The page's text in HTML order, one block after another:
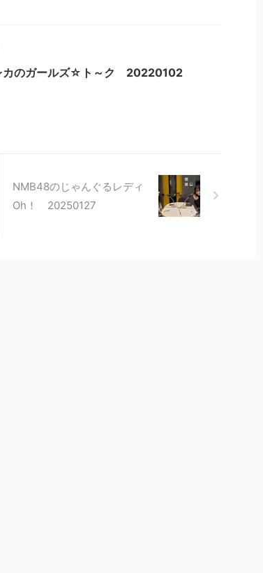
カのガールズ☆ト～ク 20220102
NMB48のじゃんぐるレディ
Oh！ 20250127